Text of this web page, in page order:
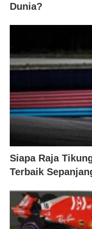
Dunia?
Siapa Raja
Terbaik